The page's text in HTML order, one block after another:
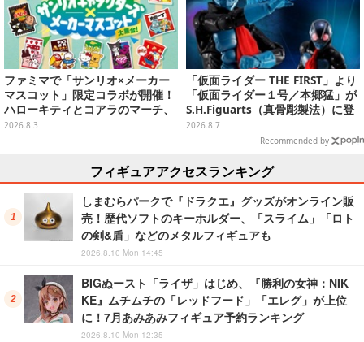
ファミマで「サンリオ×メーカー
マスコット」限定コラボが開催！
ハローキティとコアラのマーチ、
ハンギョドンと出前坊やなど全26
2026.8.3
「仮面ライダー THE FIRST」より
「仮面ライダー１号／本郷猛」が
S.H.Figuarts（真骨彫製法）に登
場！8月18日より予約受付開始
2026.8.7
Recommended by
フィギュアアクセスランキング
しまむらパークで『ドラクエ』グッズがオンライン販
売！歴代ソフトのキーホルダー、「スライム」「ロト
の剣&盾」などのメタルフィギュアも
2026.8.10 Mon 14:45
BIGぬースト「ライザ」はじめ、『勝利の女神：NIK
KE』ムチムチの「レッドフード」「エレグ」が上位
に！7月あみあみフィギュア予約ランキング
2026.8.10 Mon 12:35